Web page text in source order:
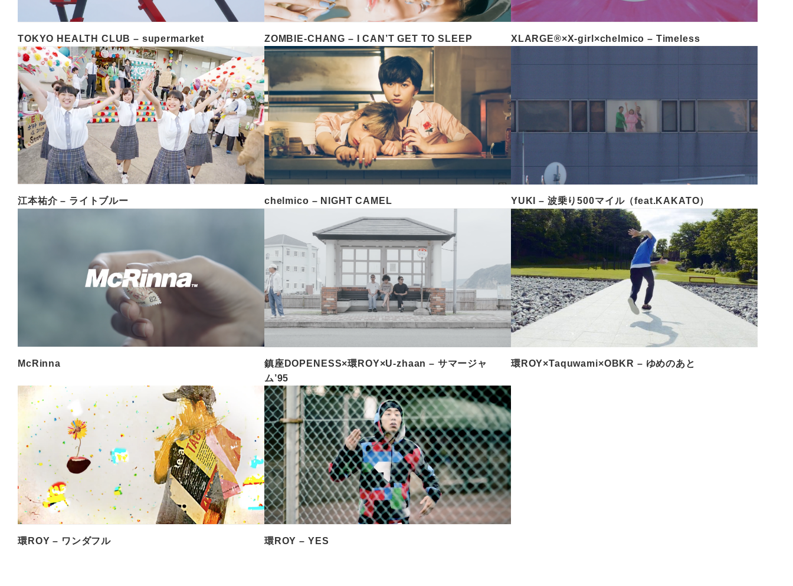
TOKYO HEALTH CLUB – supermarket ZOMBIE-CHANG – I CAN’T GET TO SLEEP XLARGE®×X-girl×chelmico – Timeless
江本祐介 – ライトブルー chelmico – NIGHT CAMEL YUKI – 波乗り500マイル（feat.KAKATO）
McRinna
鎮座DOPENESS×環ROY×U-zhaan – サマージャ
ム’95
環ROY×Taquwami×OBKR – ゆめのあと
環ROY – ワンダフル 環ROY – YES